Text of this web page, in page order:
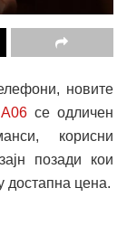
новите
се одличен
корисни
позади кои
достапна цена.